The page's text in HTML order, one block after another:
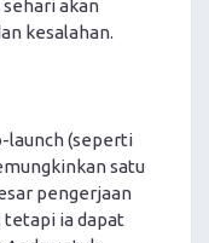
sehari akan
kesalahan.
launch (seperti
satu
pengerjaan
tetapi ia dapat